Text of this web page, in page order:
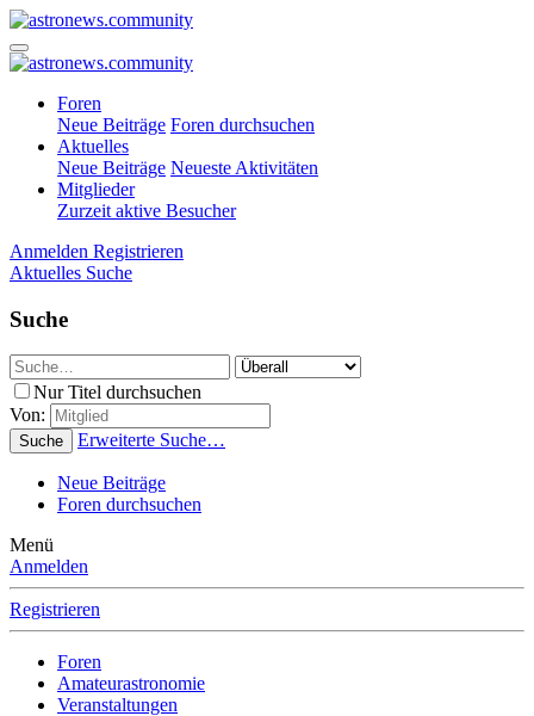
Foren
Neue Beiträge Foren durchsuchen
Aktuelles
Neue Beiträge Neueste Aktivitäten
Mitglieder
Zurzeit aktive Besucher
Anmelden Registrieren
Aktuelles Suche
Suche
Nur Titel durchsuchen
Von:
Suche Erweiterte Suche…
Neue Beiträge
Foren durchsuchen
Menü
Anmelden
Registrieren
Foren
Amateurastronomie
Veranstaltungen